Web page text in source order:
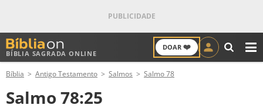
BÍBLIA SAGRADA ONLINE
DOAR ❤️
ANTIGO TESTAMENTO
NOVO TESTAMENTO
Bíblia Antigo Testamento Salmos Salmo 78
Salmo 78:25